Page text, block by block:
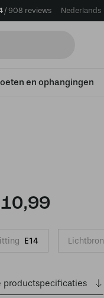
908 reviews Nederlands
en ophangingen
E14 Lichtbron
productspecificaties